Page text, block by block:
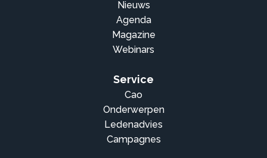
Nieuws
Agenda
Magazine
Webinars
Service
Cao
Onderwerpen
Ledenadvies
Campagnes